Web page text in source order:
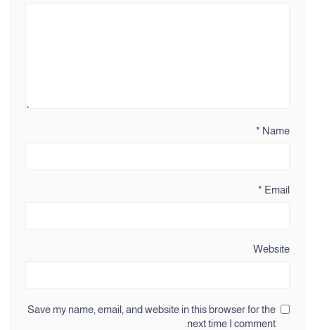
Name
*
Email
*
Website
Save my name, email, and website in this browser for the
next time I comment.